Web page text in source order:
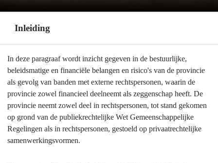
Inleiding
Terug
naar
navigatie
Verbonden
partijen
Inleiding
In deze paragraaf wordt inzicht gegeven in de bestuurlijke,
beleidsmatige en financiële belangen en risico's van de provincie
als gevolg van banden met externe rechtspersonen, waarin de
provincie zowel financieel deelneemt als zeggenschap heeft. De
provincie neemt zowel deel in rechtspersonen, tot stand gekomen
op grond van de publiekrechtelijke Wet Gemeenschappelijke
Regelingen als in rechtspersonen, gestoeld op privaatrechtelijke
samenwerkingsvormen.